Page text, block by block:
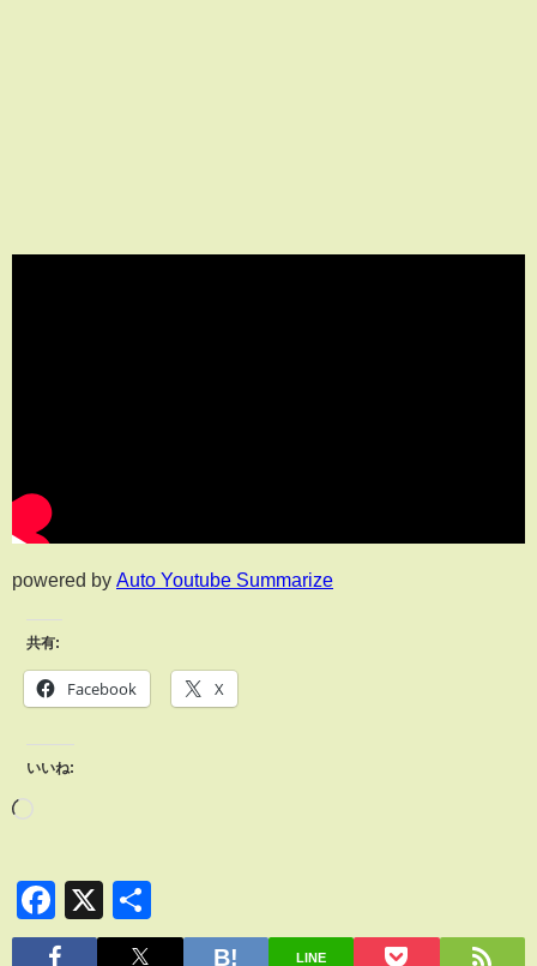
powered by Auto Youtube Summarize
共有:
Facebook X
いいね:
Facebook
X
有
LINE